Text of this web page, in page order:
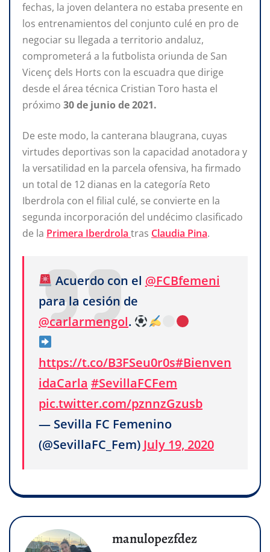
fechas, la joven delantera no estaba presente en
los entrenamientos del conjunto culé en pro de
negociar su llegada a territorio andaluz,
comprometerá a la futbolista oriunda de San
Vicenç dels Horts con la escuadra que dirige
desde el área técnica Cristian Toro hasta el
próximo 30 de junio de 2021.
De este modo, la canterana blaugrana, cuyas
virtudes deportivas son la capacidad anotadora y
la versatilidad en la parcela ofensiva, ha firmado
un total de 12 dianas en la categoría Reto
Iberdrola con el filial culé, se convierte en la
segunda incorporación del undécimo clasificado
de la Primera Iberdrola tras Claudia Pina.
Acuerdo con el @FCBfemeni
para la cesión de
@carlarmengol.
https://t.co/B3FSeu0r0s#Bienven
idaCarla #SevillaFCFem
pic.twitter.com/pznnzGzusb
— Sevilla FC Femenino
(@SevillaFC_Fem) July 19, 2020
manulopezfdez